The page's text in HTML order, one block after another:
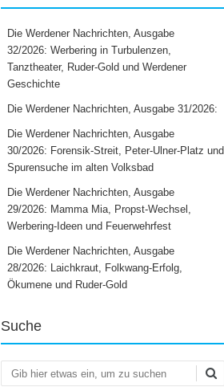
Die Werdener Nachrichten, Ausgabe
32/2026: Werbering in Turbulenzen,
Tanztheater, Ruder-Gold und Werdener
Geschichte
Die Werdener Nachrichten, Ausgabe 31/2026:
Die Werdener Nachrichten, Ausgabe
30/2026: Forensik-Streit, Peter-Ulner-Platz und
Spurensuche im alten Volksbad
Die Werdener Nachrichten, Ausgabe
29/2026: Mamma Mia, Propst-Wechsel,
Werbering-Ideen und Feuerwehrfest
Die Werdener Nachrichten, Ausgabe
28/2026: Laichkraut, Folkwang-Erfolg,
Ökumene und Ruder-Gold
Suche
Suchen